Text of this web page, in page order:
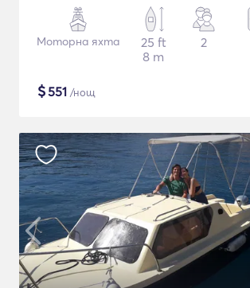
Моторна яхта
25 ft
8 m
2
$551 /нощ